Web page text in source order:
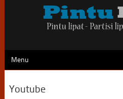
Menu
Youtube